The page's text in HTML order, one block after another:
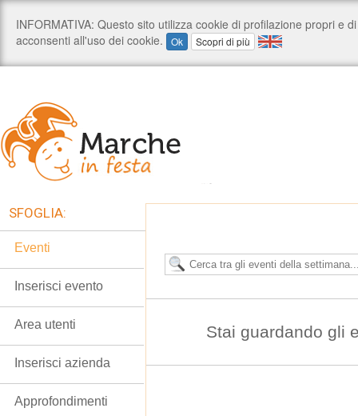
Stai guardando gli
SFOGLIA:
Eventi
Inserisci evento
Area utenti
Inserisci azienda
Approfondimenti